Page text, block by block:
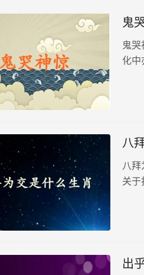
鬼
鬼
化中
八
八拜
关于
出